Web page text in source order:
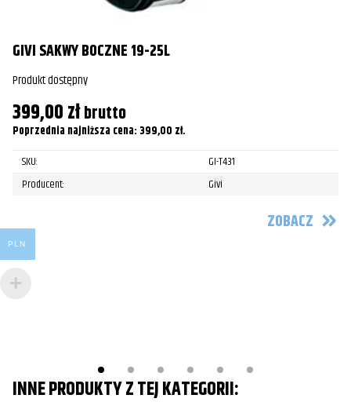
GIVI SAKWY BOCZNE 19-25L
Produkt dostępny
399,00złbrutto
Poprzednia najniższa cena: 399,00 zł.
SKU:
GI-T431
Producent:
Givi
ZOBACZ
INNE PRODUKTY Z TEJ KATEGORII:
PLN